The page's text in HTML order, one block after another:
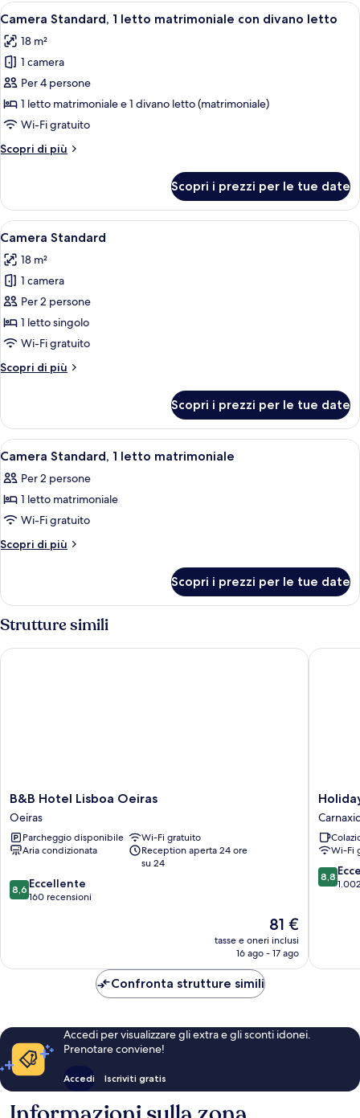
letti
Apri
tutte
le
foto
per
Camera
Standard,
letto
divano
letto
Una scrivania, postazione laptop,
12
Camera Standard, 1 letto matrimoniale con divano letto
18 m²
1 camera
Per 4 persone
1 letto matrimoniale e 1 divano letto (matrimoniale)
Wi-Fi gratuito
Scopri di più
Altri
Standard,
letto
con
divano
letto
Scopri i prezzi per le tue date
Apri
tutte
le
foto
per
Camera
Standard
Una camera d'albergo con due letti,
10
Camera Standard
18 m²
1 camera
Per 2 persone
1 letto singolo
Wi-Fi gratuito
Scopri di più
Altri
Standard
Scopri i prezzi per le tue date
Apri
tutte
le
foto
per
Camera
letto
Una camera d'albergo con un letto
1
Camera Standard, 1 letto matrimoniale
Per 2 persone
1 letto matrimoniale
Wi-Fi gratuito
Scopri di più
Altri
Standard,
1
letto
matrimoniale
Scopri i prezzi per le tue date
Strutture simili
B&B
Hotel
Lisboa
Oeiras
Oeiras
B&B Hotel Lisboa Oeiras
Oeiras
Parcheggio disponibile
Wi-Fi gratuito
Aria condizionata
Reception aperta 24 ore
su 24
8.6
su
8,6 Eccellente
160 recensioni
Il
prezzo
attuale
81 €
tasse e oneri inclusi
16 ago - 17 ago
B&B Hotel Lisboa Oeiras
Holiday
Inn
Express
Lisbon
-
by
Wi-Fi
8.8
su
8,8
Holiday
Confronta strutture simili
Accedi per visualizzare gli extra e gli sconti idonei.
Prenotare conviene!
Accedi Iscriviti gratis